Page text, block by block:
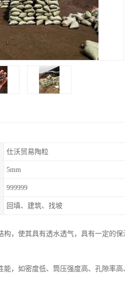
仕沃贸易陶粒
5mm
999999
回填、建筑、找坡
构，使其具有透水透气，具有一定的
能，如密度低、筒压强度高、孔隙率